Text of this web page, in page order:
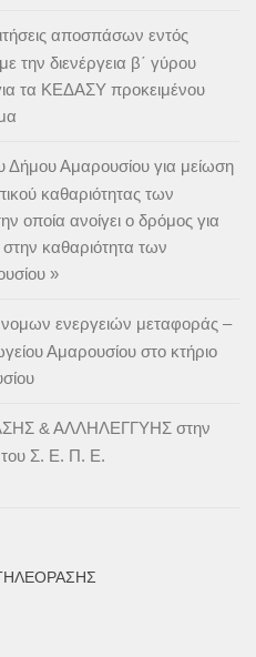
αποσπάσων εντός
την διενέργεια β΄ γύρου
τα ΚΕΔΑΣΥ προκειμένου
Δήμου Αμαρουσίου για μείωση
καθαριότητας των
οποία ανοίγει ο δρόμος για
καθαριότητα των
»
ενεργειών μεταφοράς –
Αμαρουσίου στο κτήριο
& ΑΛΛΗΛΕΓΓΥΗΣ στην
Σ. Ε. Π. Ε.